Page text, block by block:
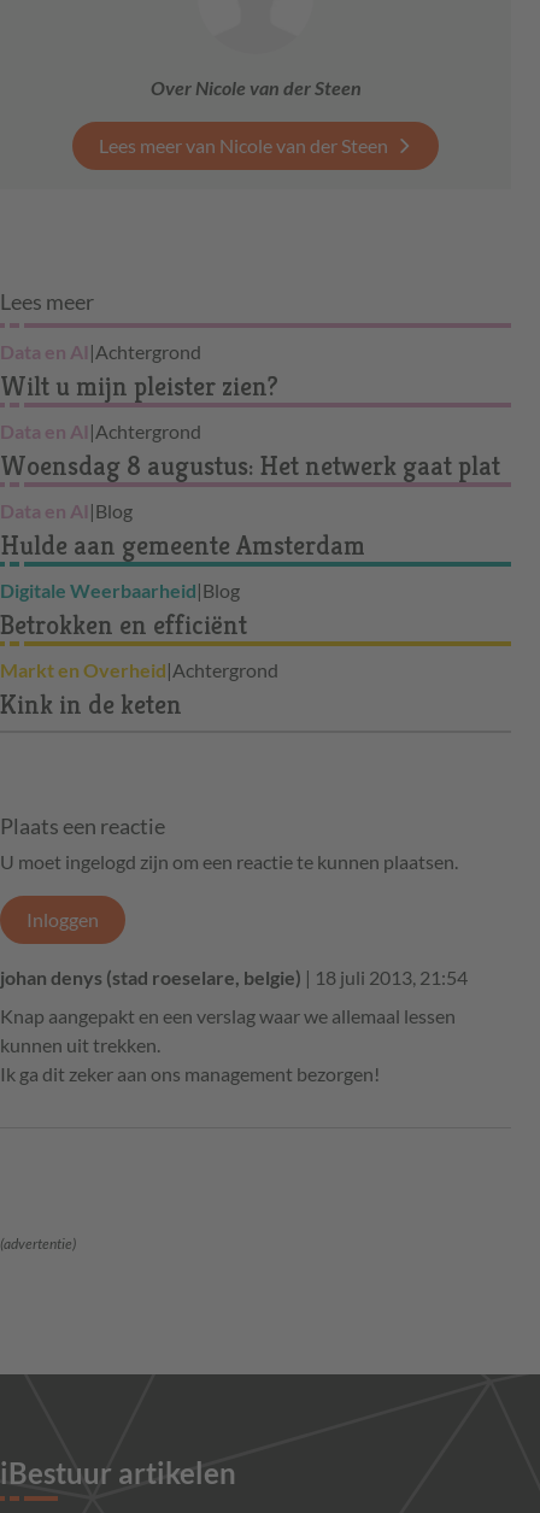
Over Nicole van der Steen
Lees meer van Nicole van der Steen
Lees meer
Data en AI |Achtergrond
Wilt u mijn pleister zien?
Data en AI |Achtergrond
Woensdag 8 augustus: Het netwerk gaat plat
Data en AI |Blog
Hulde aan gemeente Amsterdam
Digitale Weerbaarheid|Blog
Betrokken en efficiënt
Markt en Overheid|Achtergrond
Kink in de keten
Plaats een reactie
U moet ingelogd zijn om een reactie te kunnen plaatsen.
Inloggen
johan denys (stad roeselare, belgie) | 18 juli 2013, 21:54
Knap aangepakt en een verslag waar we allemaal lessen
kunnen uit trekken.
Ik ga dit zeker aan ons management bezorgen!
(advertentie)
iBestuur artikelen